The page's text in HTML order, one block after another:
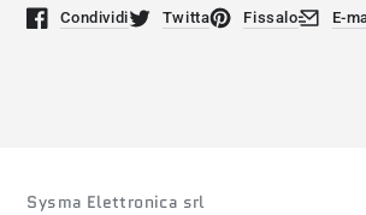
Condividi
Si apre in una nuova finestra.
Twitta
Si apre in una nuova
Fissalo
Si apre in una E-
Si apre
Sysma Elettronica srl